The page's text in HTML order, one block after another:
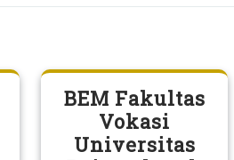
BEM Fakultas
Vokasi
Universitas